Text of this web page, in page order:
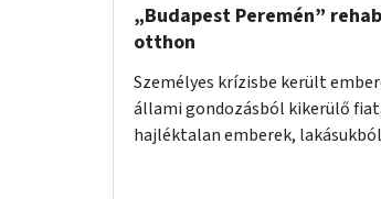
„Budapest Peremén”
otthon
Személyes krízisbe került
állami gondozásból kikerülő
hajléktalan emberek, lakásukból